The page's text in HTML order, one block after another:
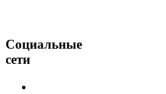
Социальные
сети